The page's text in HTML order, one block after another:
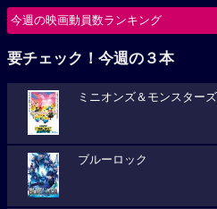
今週の映画動員数ランキング
要チェック！今週の３本
ミニオンズ＆モンスターズ
ブルーロック